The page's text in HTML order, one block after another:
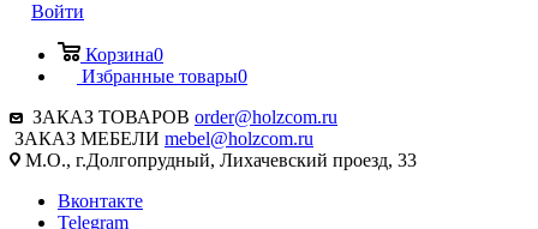
Войти
Корзина0
Избранные товары0
ЗАКАЗ ТОВАРОВ order@holzcom.ru
ЗАКАЗ МЕБЕЛИ mebel@holzcom.ru
М.О., г.Долгопрудный, Лихачевский проезд, 33
Вконтакте
Telegram